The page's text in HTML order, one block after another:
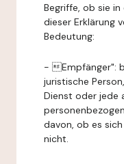
Begriffe, ob sie in
dieser Erklärung
Bedeutung:
- Empfänger":
juristische
Dienst oder jede
davon, ob es
nicht.